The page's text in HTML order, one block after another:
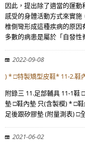
因此，提出除了適當的運
感受的身體活動方式來實
椎側彎形成這種疾病的原因
多數的病患是屬於「自發
2022-09-08
) * □特製矯型皮鞋* 11-2.鞋
附錄三 11.足部輔具 11-1鞋
墊 □鞋內墊 只(含製模) * □
足後跟矽膠墊 (附量測表) □
2021-06-02